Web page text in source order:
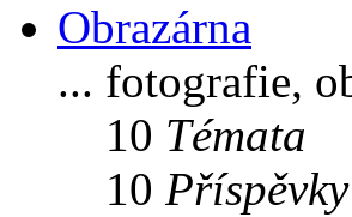
Obrazárna
... fotografie,
10 Témata
10 Příspěvky